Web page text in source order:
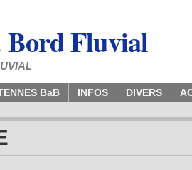
Bord Fluvial
BaB INFOS DIVERS